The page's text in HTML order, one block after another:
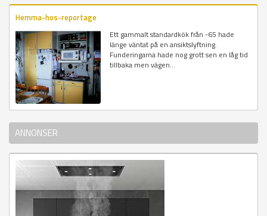
Hemma-hos-reportage
Ett gammalt standardkök från -65 hade
länge väntat på en ansiktslyftning.
Funderingarna hade nog grott sen en låg tid
tillbaka men vägen...
ANNONSER